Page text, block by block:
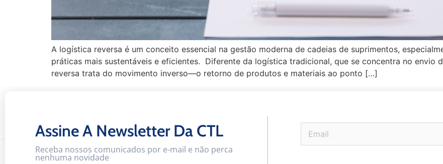
A logística reversa é um conceito essencial na gestão moderna de cadeias de suprimentos,
práticas mais sustentáveis e eficientes. Diferente da logística tradicional, que se concentra no envio
reversa trata do movimento inverso—o retorno de produtos e materiais ao ponto […]
Assine A Newsletter Da CTL
Receba nossos comunicados por e-mail e não perca
nenhuma novidade